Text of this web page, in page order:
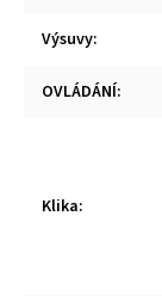
Výsuvy:
OVLÁDÁNÍ:
Klika: